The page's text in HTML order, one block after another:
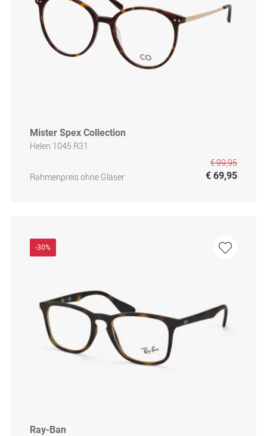
Mister Spex Collection
Helen 1045 R31
Rahmenpreis ohne Gläser
€ 99,95
€ 69,95
-30%
Ray-Ban